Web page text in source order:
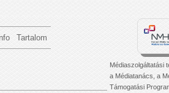
Info Tartalom
Médiaszolgáltatási
a Médiatanács, a
Támogatási